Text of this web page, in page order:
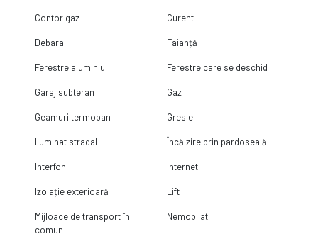
Contor gaz Curent
Debara Faianță
Ferestre aluminiu Ferestre care se deschid
Garaj subteran Gaz
Geamuri termopan Gresie
Iluminat stradal Încălzire prin pardoseală
Interfon Internet
Izolație exterioară Lift
Mijloace de transport în
comun
Nemobilat